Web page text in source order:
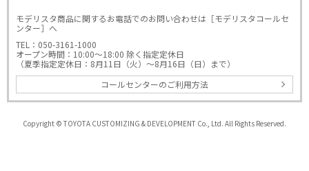
モデリスタ商品に関するお電話でのお問い合わせは［モデリスタコールセ
ンター］へ
TEL：050-3161-1000
オープン時間：10:00～18:00 除く指定定休日
（夏季指定定休日：8月11日（火）～8月16日（日）まで）
コールセンターのご利用方法
Copyright © TOYOTA CUSTOMIZING & DEVELOPMENT Co., Ltd. All Rights Reserved.